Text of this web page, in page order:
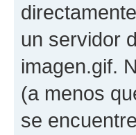
un servidor
imagen.gif.
(a menos
se